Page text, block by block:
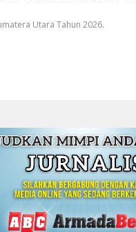
Utara Tahun 2026.